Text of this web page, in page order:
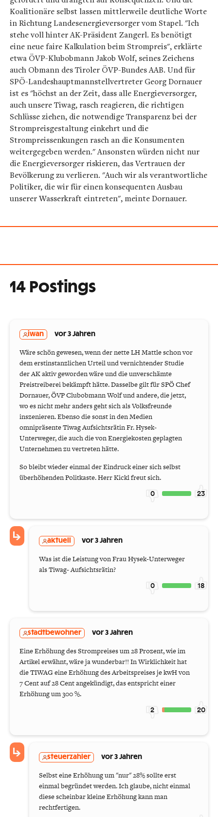
Koalitionäre selbst lassen mittlerweile deutliche Worte
in Richtung Landesenergieversorger vom Stapel. "Ich
stehe voll hinter AK-Präsident Zangerl. Es benötigt
eine neue faire Kalkulation beim Strompreis", erklärte
etwa ÖVP-Klubobmann Jakob Wolf, seines Zeichens
auch Obmann des Tiroler ÖVP-Bundes AAB. Und für
SPÖ-Landeshauptmannstellvertreter Georg Dornauer
ist es "höchst an der Zeit, dass alle Energieversorger,
auch unsere Tiwag, rasch reagieren, die richtigen
Schlüsse ziehen, die notwendige Transparenz bei der
Strompreisgestaltung einkehrt und die
Strompreissenkungen rasch an die Konsumenten
weitergegeben werden." Ansonsten würden nicht nur
die Energieversorger riskieren, das Vertrauen der
Bevölkerung zu verlieren. "Auch wir als verantwortliche
Politiker, die wir für einen konsequenten Ausbau
unserer Wasserkraft eintreten", meinte Dornauer.
14 Postings
iwan vor 3 Jahren
Wäre schön gewesen, wenn der nette LH Mattle schon vor
dem erstinstanzlichen Urteil und vernichtender Studie
der AK aktiv geworden wäre und die unverschämte
Preistreiberei bekämpft hätte. Dasselbe gilt für SPÖ Chef
Dornauer, ÖVP Clubobmann Wolf und andere, die jetzt,
wo es nicht mehr anders geht sich als Volksfreunde
inszenieren. Ebenso die sonst in den Medien
omnipräsente Tiwag Aufsichtsrätin Fr. Hysek-
Unterweger, die auch die von Energiekosten geplagten
Unternehmen zu vertreten hätte.
So bleibt wieder einmal der Eindruck einer sich selbst
überhöhenden Politkaste. Herr Kickl freut sich.
0 23
aktuell vor 3 Jahren
Was ist die Leistung von Frau Hysek-Unterweger
als Tiwag- Aufsichtsrätin?
0 18
stadtbewohner vor 3 Jahren
Eine Erhöhung des Strompreises um 28 Prozent, wie im
Artikel erwähnt, wäre ja wunderbar!! In Wirklichkeit hat
die TIWAG eine Erhöhung des Arbeitspreises je kwH von
7 Cent auf 28 Cent angekündigt, das entspricht einer
Erhöhung um 300 %.
2 20
steuerzahler vor 3 Jahren
Selbst eine Erhöhung um "nur" 28% sollte erst
einmal begründet werden. Ich glaube, nicht einmal
diese scheinbar kleine Erhöhung kann man
rechtfertigen.